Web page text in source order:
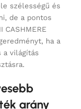
szélességű és
de a pontos
CASHMERE
ha a
a világítás
arány